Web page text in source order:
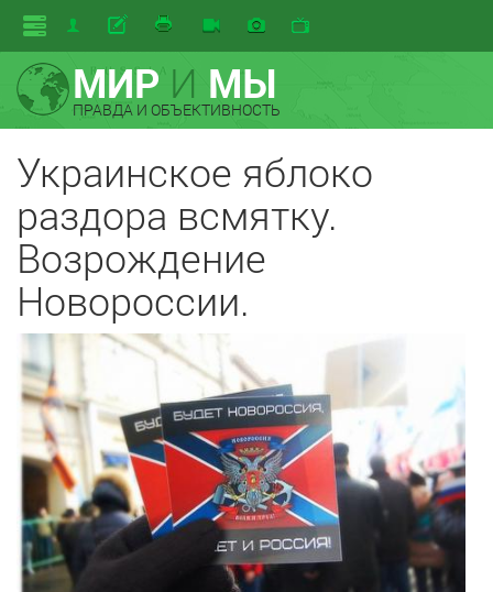
МИРИ МЫ
ПРАВДА И ОБЪЕКТИВНОСТЬ
Украинское яблоко
раздора всмятку.
Возрождение
Новороссии.